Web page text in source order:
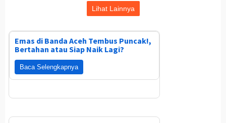
Lihat Lainnya
Emas di Banda Aceh Tembus Puncak!,
Bertahan atau Siap Naik Lagi?
Baca Selengkapnya